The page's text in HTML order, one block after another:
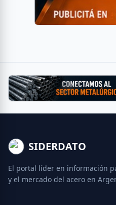
SIDERDATO
El portal líder en información
y el mercado del acero en